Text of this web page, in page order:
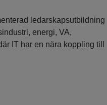
ledarskapsutbildning
energi, VA,
IT har en nära koppling till